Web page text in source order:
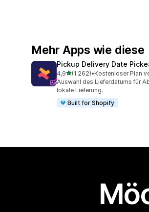
Mehr Apps wie diese
Pickup Delivery Date
4,9von 5 Sternen
(1.262)
1262 Rezensionen insgesamt
•Kostenloser Plan
Auswahl des Lieferdatums für
lokale Lieferung.
Built for Shopify